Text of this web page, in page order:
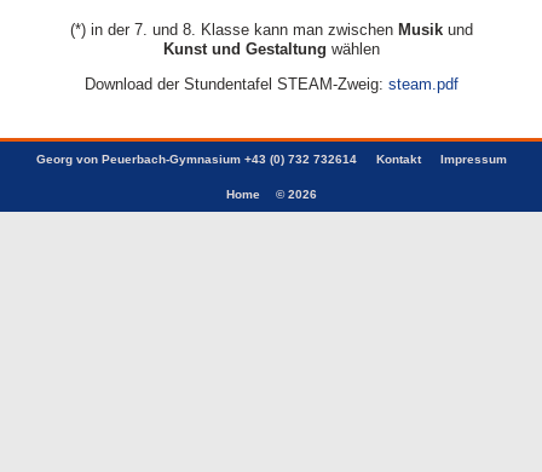
(*) in der 7. und 8. Klasse kann man zwischen Musikund
Kunst und Gestaltung wählen
Download der Stundentafel STEAM-Zweig: steam.pdf
Georg von Peuerbach-Gymnasium +43 (0) 732 732614 Kontakt Impressum
Home © 2026